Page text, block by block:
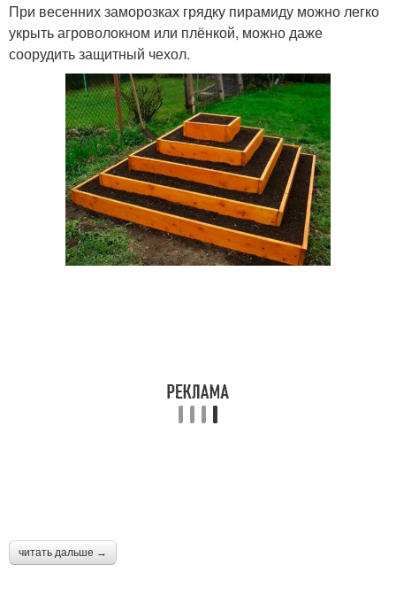
При весенних заморозках грядку пирамиду можно легко
укрыть агроволокном или плёнкой, можно даже
соорудить защитный чехол.
читать дальше →